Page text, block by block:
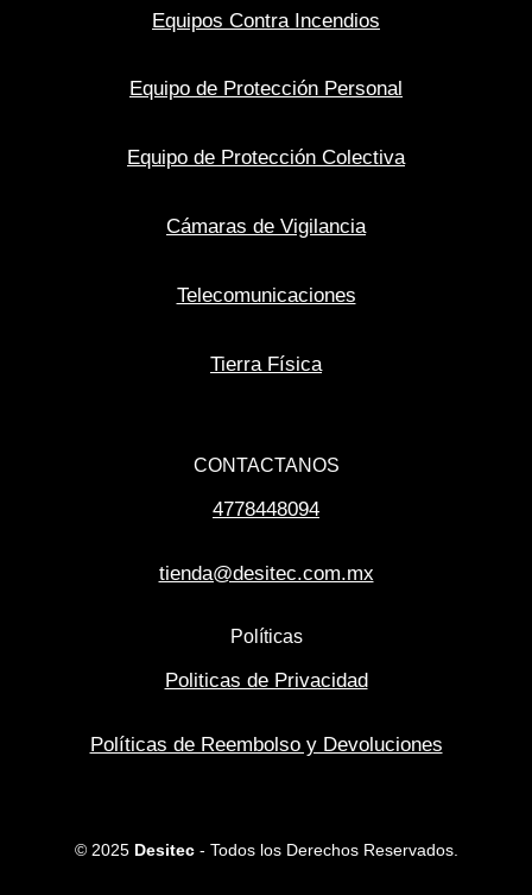
Equipos Contra Incendios
Equipo de Protección Personal
Equipo de Protección Colectiva
Cámaras de Vigilancia
Telecomunicaciones
Tierra Física
CONTACTANOS
4778448094
tienda@desitec.com.mx
Políticas
Politicas de Privacidad
Políticas de Reembolso y Devoluciones
© 2025 Desitec- Todos los Derechos Reservados.